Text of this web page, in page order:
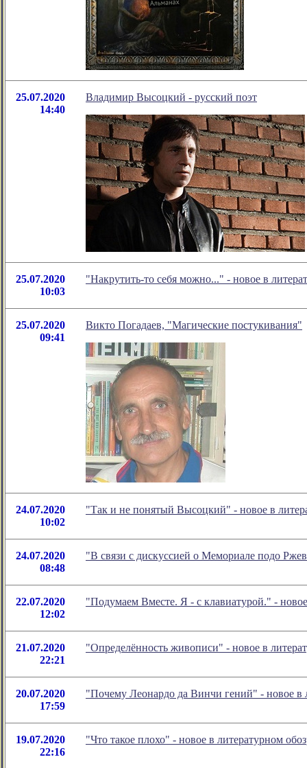
25.07.2020
14:40
Владимир Высоцкий - русский поэт
25.07.2020
10:03
"Накрутить-то себя можно..." - новое в
25.07.2020
09:41
Викто Погадаев, "Магические постукивания"
24.07.2020
10:02
"Так и не понятый Высоцкий" - новое в
24.07.2020
08:48
"В связи с дискуссией о Мемориале подо
22.07.2020
12:02
"Подумаем Вместе. Я - с клавиатурой." -
21.07.2020
22:21
"Определённость живописи" - новое в
20.07.2020
17:59
"Почему Леонардо да Винчи гений" - новое
19.07.2020
22:16
"Что такое плохо" - новое в литературном